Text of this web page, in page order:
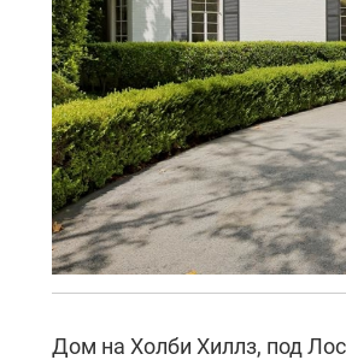
Дом на Холби Хиллз, под